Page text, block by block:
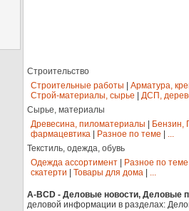
Строительство
Строительные работы
Арматура,
Строй-материалы, сырье
ДСП,
Сырье, материалы
Древесина, пиломатериалы
Бензин,
фармацевтика
Разное по теме
...
Текстиль, одежда, обувь
Одежда ассортимент
Разное по теме
скатерти
Товары для дома ...
A-BCD - Деловые новости, Деловые
деловой информации в разделах: